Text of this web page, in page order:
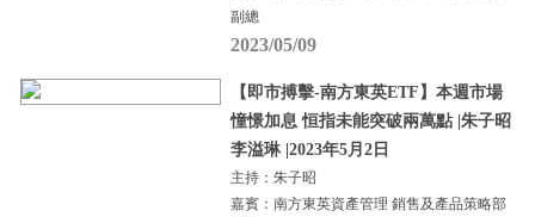
副總
2023/05/09
【即市搏擊-南方東英ETF】本週市場
憧憬加息 恒指未能突破兩萬點 |朱子昭
李溢琳 |2023年5月2日
主持：朱子昭
嘉賓：南方東英資產管理 銷售及產品策略部